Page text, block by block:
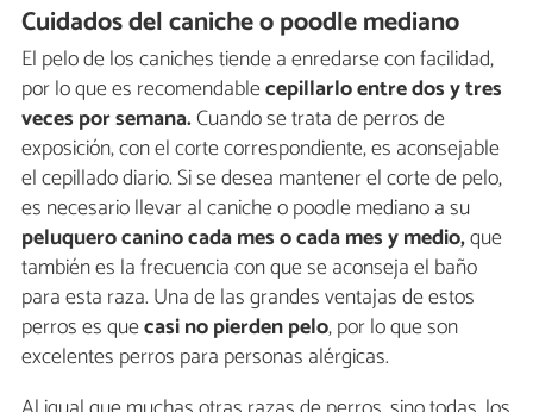
Cuidados del caniche o poodle mediano
El pelo de los caniches tiende a enredarse con facilidad,
por lo que es recomendablecepillarlo entre dos y tres
veces por semana.Cuando se trata de perros de
exposición, con el corte correspondiente, es aconsejable
el cepillado diario. Si se desea mantener el corte de pelo,
es necesario llevar al caniche o poodle mediano a su
peluquero caninocada mes o cada mes y medio,que
también es la frecuencia con que se aconseja el baño
para esta raza. Una de las grandes ventajas de estos
perros es quecasi no pierden pelo, por lo que son
excelentes perros para personas alérgicas.